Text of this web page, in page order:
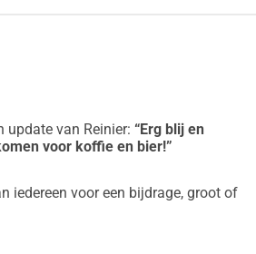
update van Reinier: “Erg blij en
voor koffie en bier!”
iedereen voor een bijdrage, groot of